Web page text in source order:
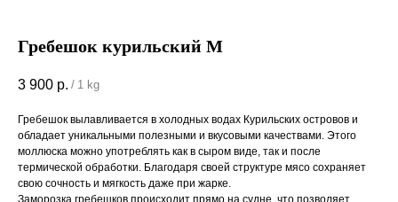
Гребешок курильский М
3 900 р. / 1 kg
Гребешок вылавливается в холодных водах Курильских островов и
обладает уникальными полезными и вкусовыми качествами. Этого
моллюска можно употреблять как в сыром виде, так и после
термической обработки. Благодаря своей структуре мясо сохраняет
свою сочность и мягкость даже при жарке.